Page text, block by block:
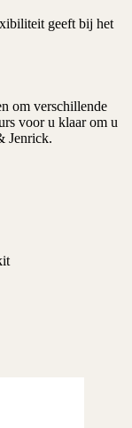
geeft bij het
om verschillende
voor u klaar om u
Jenrick.